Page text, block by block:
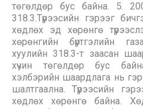
төгөлдөр бус байна. 5.
318.3.Түрээсийн гэрээг
хөдлөх эд хөрөнгө
хөрөнгийн бүртгэлийн
хуулийн 318.3-т заасан
хүчин төгөлдөр бус
хэлбэрийн шаардлага нь
шалтгаална. Түрээсийн
хөдлөх хөрөнгө байна.